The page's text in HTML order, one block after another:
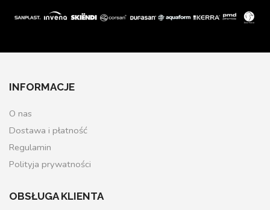
INFORMACJE
O nas
Dostawa i płatność
Regulamin
Polityja prywatności
OBSŁUGA KLIENTA